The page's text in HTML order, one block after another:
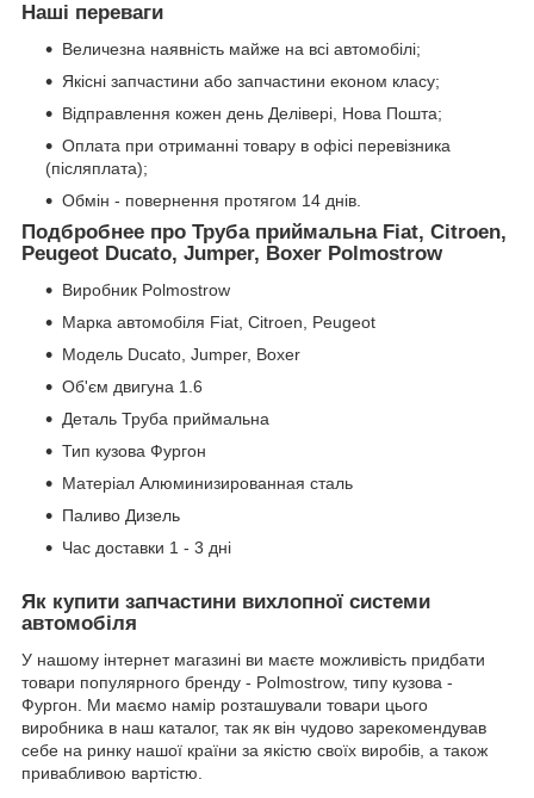
Наші переваги
Величезна наявність майже на всі автомобілі;
Якісні запчастини або запчастини економ класу;
Відправлення кожен день Делівері, Нова Пошта;
Оплата при отриманні товару в офісі перевізника
(післяплата);
Обмін - повернення протягом 14 днів.
Подбробнее про Труба приймальна Fiat, Citroen,
Peugeot Ducato, Jumper, Boxer Polmostrow
Виробник Polmostrow
Марка автомобіля Fiat, Citroen, Peugeot
Модель Ducato, Jumper, Boxer
Об'єм двигуна 1.6
Деталь Труба приймальна
Тип кузова Фургон
Матеріал Алюминизированная сталь
Паливо Дизель
Час доставки 1 - 3 дні
Як купити запчастини вихлопної системи
автомобіля
У нашому інтернет магазині ви маєте можливість придбати
товари популярного бренду - Polmostrow, типу кузова -
Фургон. Ми маємо намір розташували товари цього
виробника в наш каталог, так як він чудово зарекомендував
себе на ринку нашої країни за якістю своїх виробів, а також
привабливою вартістю.